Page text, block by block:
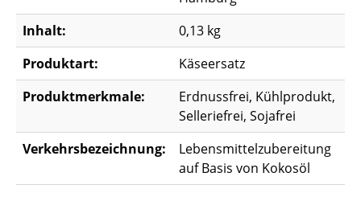
Inhalt:
0,13 kg
Produktart:
Käseersatz
Produktmerkmale:
Erdnussfrei, Kühlprodukt,
Selleriefrei, Sojafrei
Verkehrsbezeichnung:
Lebensmittelzubereitung
auf Basis von Kokosöl